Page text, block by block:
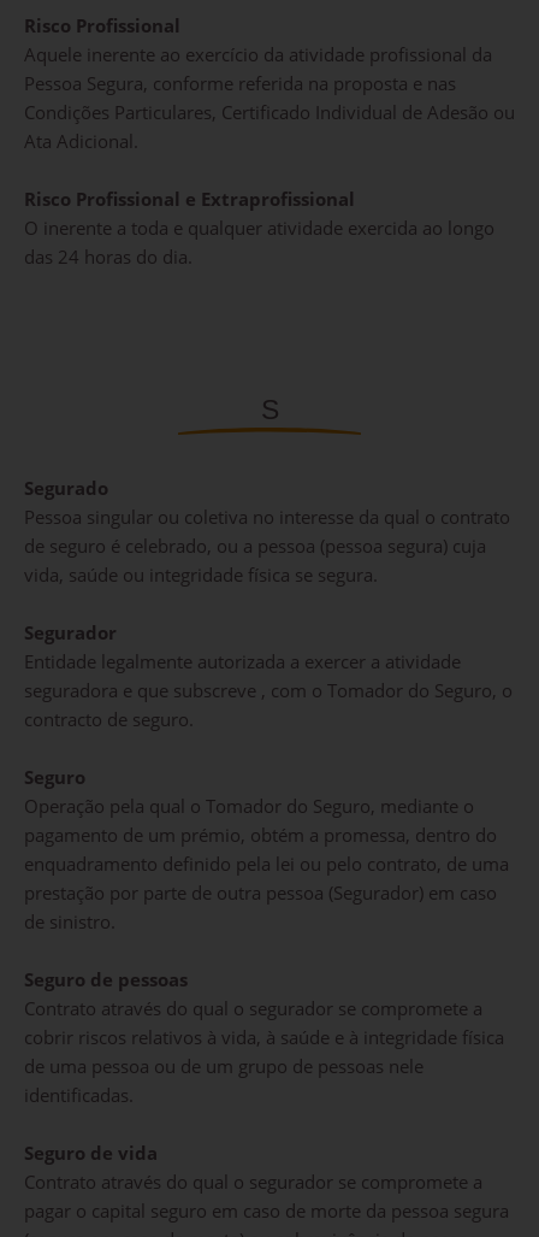
Risco Profissional
Aquele inerente ao exercício da atividade profissional da
Pessoa Segura, conforme referida na proposta e nas
Condições Particulares, Certificado Individual de Adesão ou
Ata Adicional.
Risco Profissional e Extraprofissional
O inerente a toda e qualquer atividade exercida ao longo
das 24 horas do dia.
S
Segurado
Pessoa singular ou coletiva no interesse da qual o contrato
de seguro é celebrado, ou a pessoa (pessoa segura) cuja
vida, saúde ou integridade física se segura.
Segurador
Entidade legalmente autorizada a exercer a atividade
seguradora e que subscreve , com o Tomador do Seguro, o
contracto de seguro.
Seguro
Operação pela qual o Tomador do Seguro, mediante o
pagamento de um prémio, obtém a promessa, dentro do
enquadramento definido pela lei ou pelo contrato, de uma
prestação por parte de outra pessoa (Segurador) em caso
de sinistro.
Seguro de pessoas
Contrato através do qual o segurador se compromete a
cobrir riscos relativos à vida, à saúde e à integridade física
de uma pessoa ou de um grupo de pessoas nele
identificadas.
Seguro de vida
Contrato através do qual o segurador se compromete a
pagar o capital seguro em caso de morte da pessoa segura